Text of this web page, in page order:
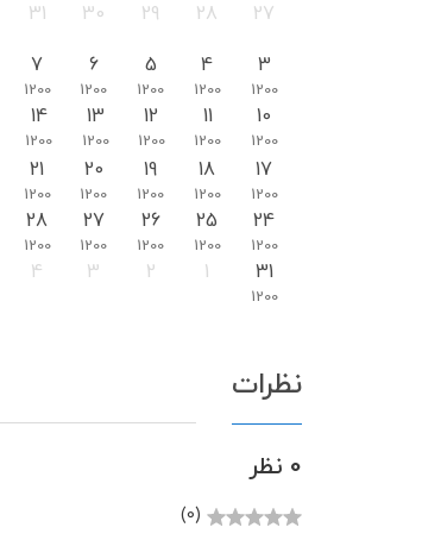
27
28
29
30
31
3
1200
4
1200
5
1200
6
1200
7
1200
10
1200
11
1200
12
1200
13
1200
14
1200
17
1200
18
1200
19
1200
20
1200
21
1200
24
1200
25
1200
26
1200
27
1200
28
1200
31
1200
1
2
3
4
نظرات
0 نظر
(0)